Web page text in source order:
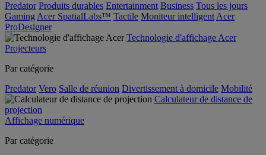
Predator Produits durables Entertainment Business Tous les jours
Gaming Acer SpatialLabs™ Tactile Moniteur intelligent Acer
ProDesigner
Technologie d'affichage Acer
Projecteurs
Par catégorie
Predator Vero Salle de réunion Divertissement à domicile Mobilité
Calculateur de distance de
projection
Affichage numérique
Par catégorie